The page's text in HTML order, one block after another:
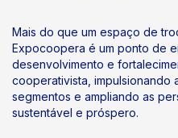
Mais do que um espaço de
Expocoopera é um ponto de
desenvolvimento e
cooperativista,
segmentos e ampliando as
sustentável e próspero.